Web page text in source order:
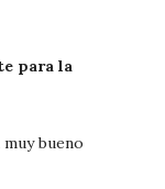
para la
bueno